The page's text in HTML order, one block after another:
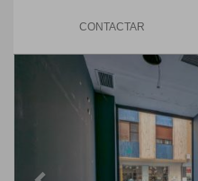
CONTACTAR
Previous